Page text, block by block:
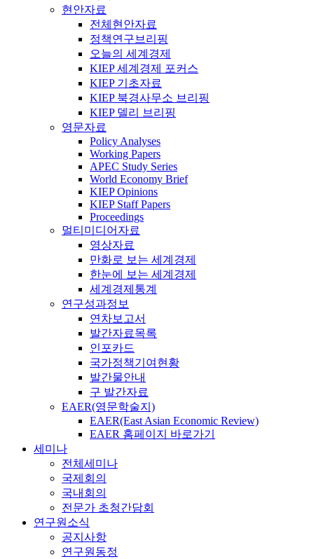
현안자료
전체현안자료
정책연구브리핑
오늘의 세계경제
KIEP 세계경제 포커스
KIEP 기초자료
KIEP 북경사무소 브리핑
KIEP 델리 브리핑
영문자료
Policy Analyses
Working Papers
APEC Study Series
World Economy Brief
KIEP Opinions
KIEP Staff Papers
Proceedings
멀티미디어자료
영상자료
만화로 보는 세계경제
한눈에 보는 세계경제
세계경제통계
연구성과정보
연차보고서
발간자료목록
인포카드
국가정책기여현황
발간물안내
구 발간자료
EAER(영문학술지)
EAER(East Asian Economic Review)
EAER 홈페이지 바로가기
세미나
전체세미나
국제회의
국내회의
전문가 초청간담회
연구원소식
공지사항
연구원동정